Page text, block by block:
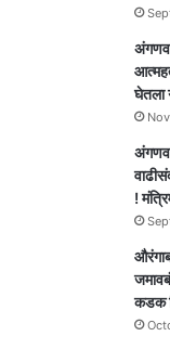
घेतला
!
कडक